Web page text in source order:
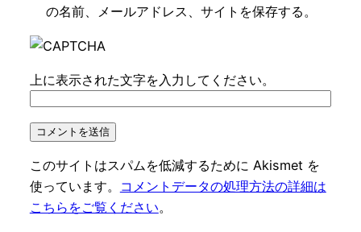
の名前、メールアドレス、サイトを保存する。
上に表示された文字を入力してください。
このサイトはスパムを低減するために Akismet を
使っています。
コメントデータの処理方法の詳細は
こちらをご覧ください。